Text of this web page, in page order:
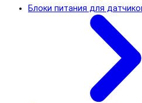
Блоки питания для